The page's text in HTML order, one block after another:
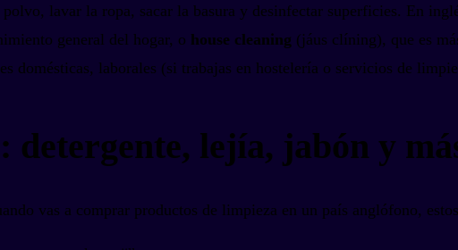
lavar la ropa, sacar la basura y desinfectar superficies. En
general del hogar, o house cleaning (jáus clíning), que es
domésticas, laborales (si trabajas en hostelería o servicios de
detergente, lejía, jabón y
vas a comprar productos de limpieza en un país anglófono,